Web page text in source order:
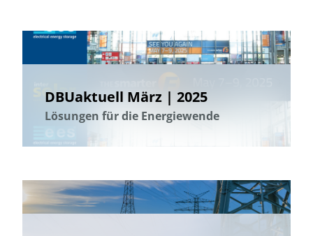
DBUaktuell März | 2025
Lösungen für die Energiewende